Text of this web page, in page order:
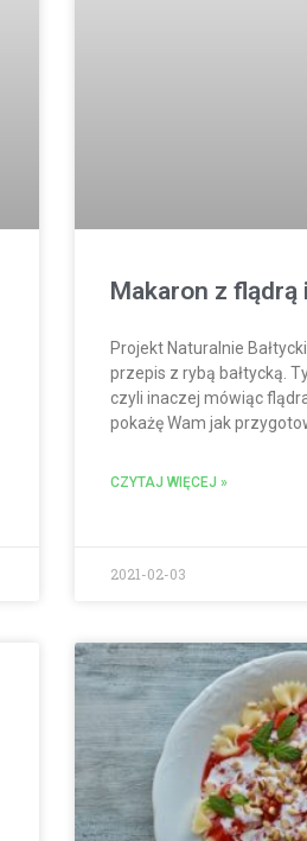
Makaron z flądrą
Projekt Naturalnie
przepis z rybą bałtycką.
czyli inaczej mówiąc
pokażę Wam jak
CZYTAJ WIĘCEJ »
2021-02-03